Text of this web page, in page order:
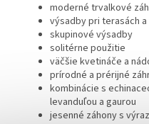
moderné trvalkové
výsadby pri terasách
skupinové výsadby
solitérne použitie
väčšie kvetináče a
prírodné a prérijné
kombinácie s
levanduľou a gaurou
jesenné záhony s